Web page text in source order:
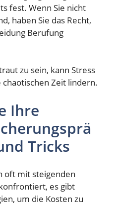
fest. Wenn Sie nicht
haben Sie das Recht,
Berufung
zu sein, kann Stress
Zeit lindern.
Ihre
Tricks
oft mit steigenden
es gibt
um die Kosten zu